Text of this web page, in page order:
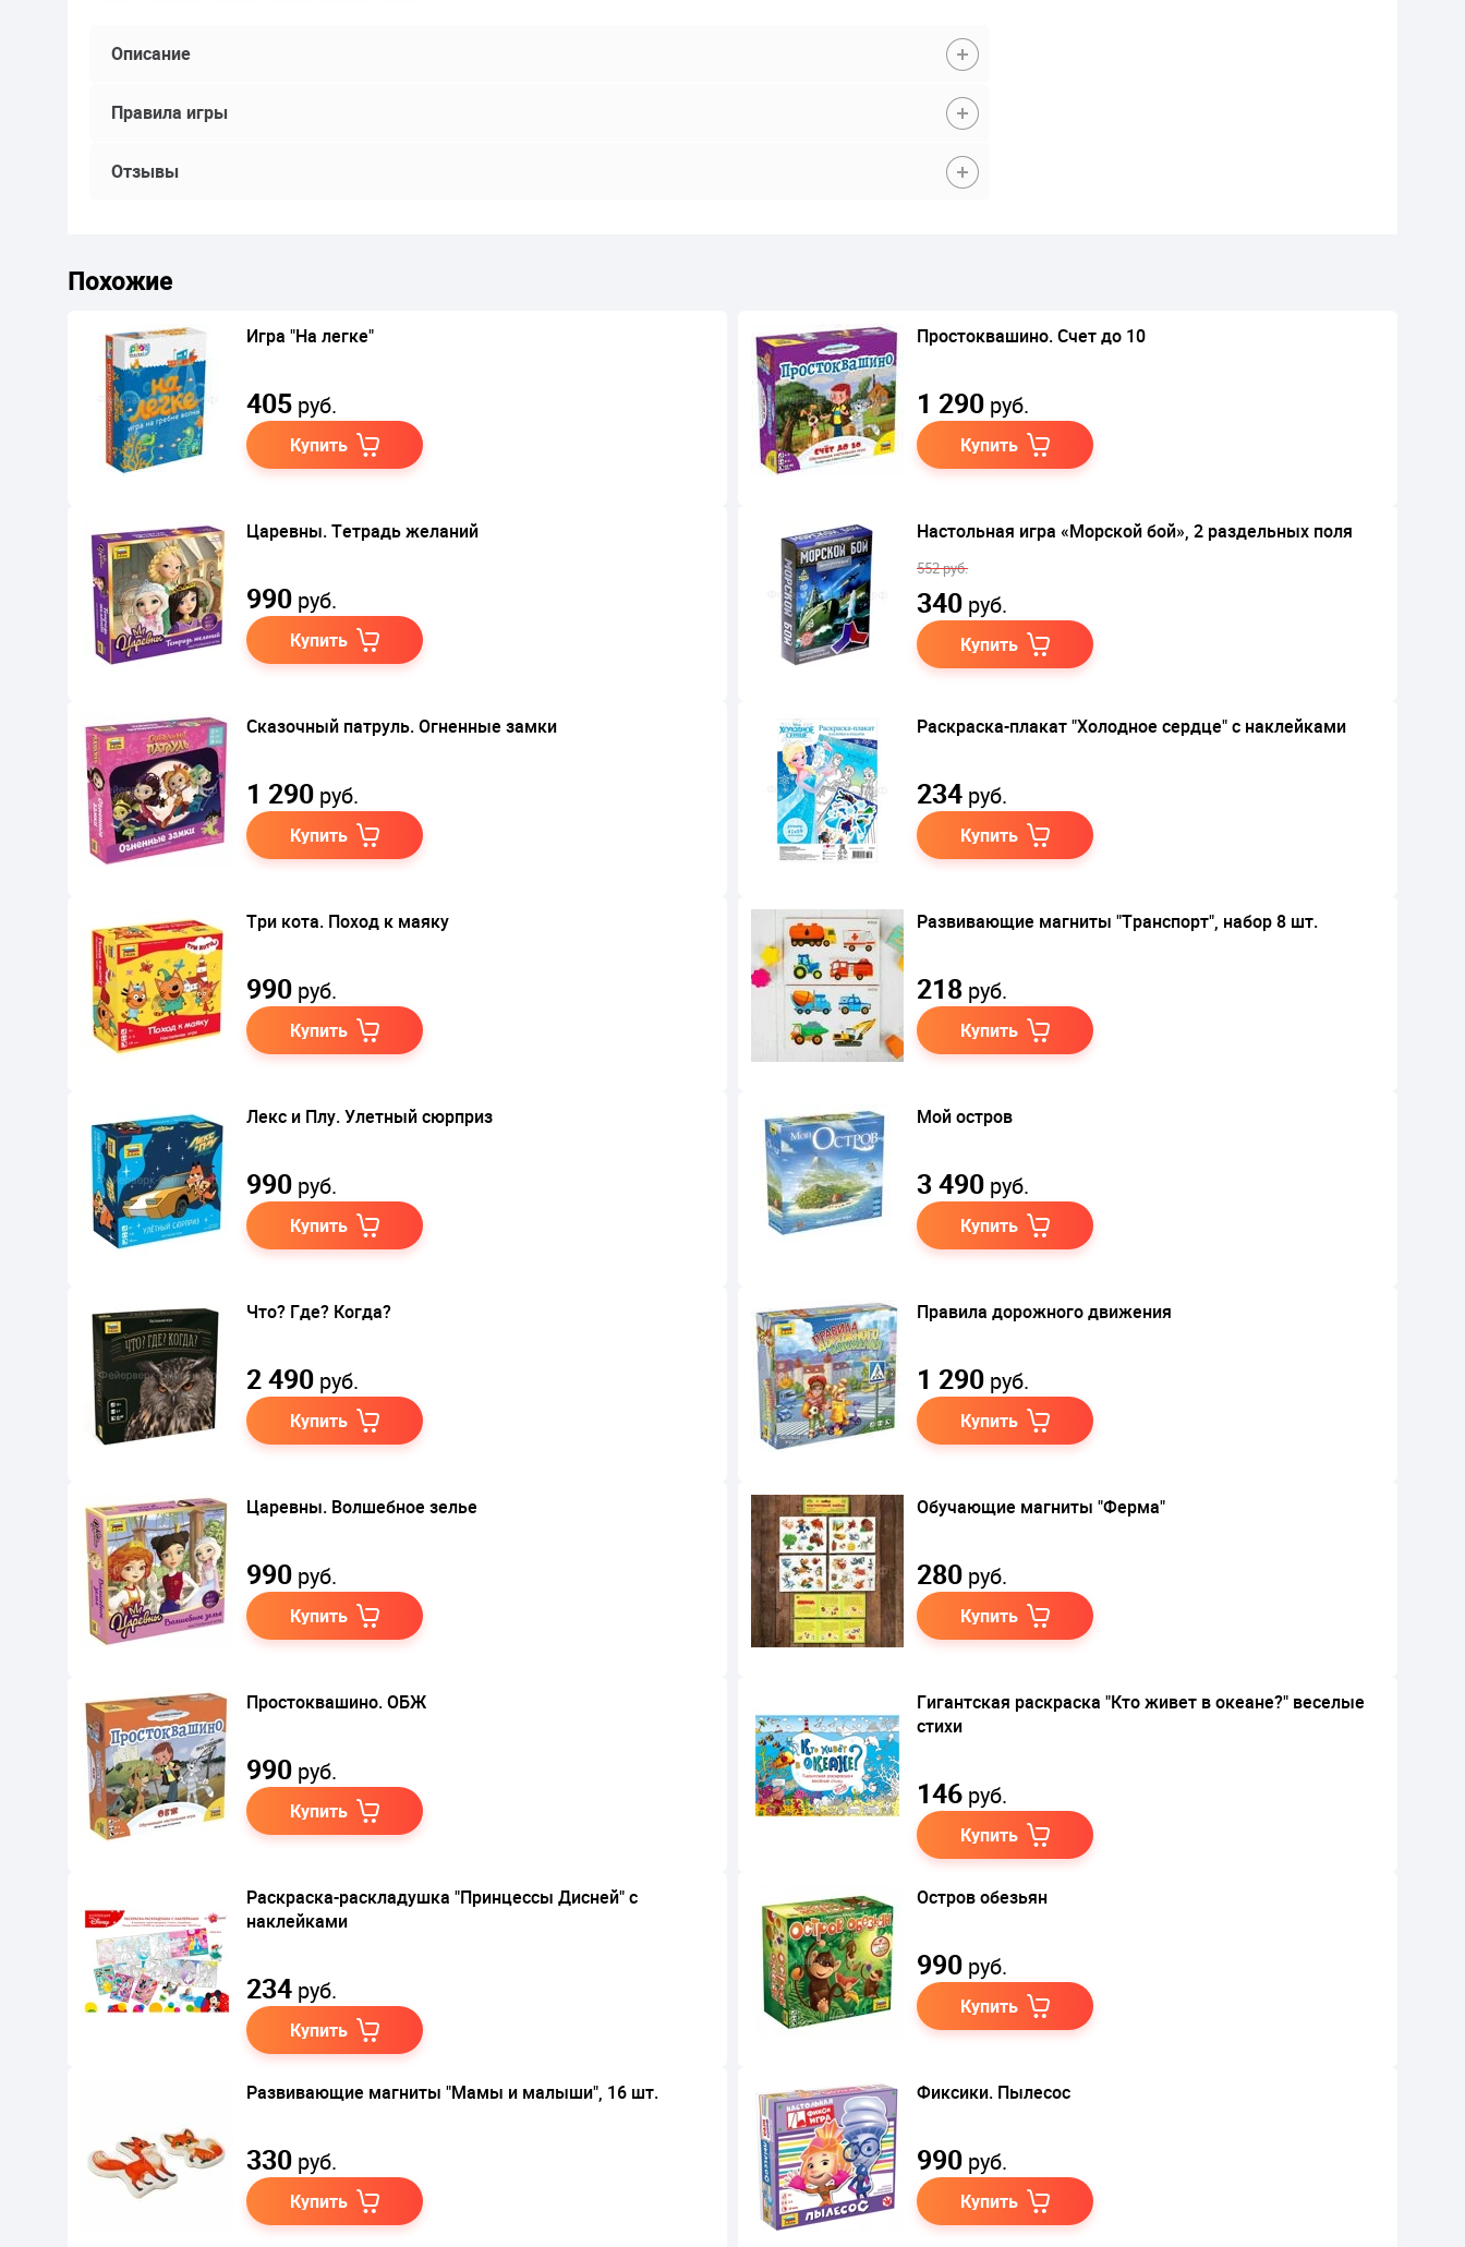
Описание
Правила игры
Отзывы
Похожие
Игра "На легке"
405 руб.
Купить
Простоквашино. Счет до 10
1 290 руб.
Купить
Царевны. Тетрадь желаний
990 руб.
Купить
Настольная игра «Морской бой», 2 раздельных поля
552 руб.
340 руб.
Купить
Сказочный патруль. Огненные замки
1 290 руб.
Купить
Раскраска-плакат "Холодное сердце" с наклейками
234 руб.
Купить
Три кота. Поход к маяку
990 руб.
Купить
Развивающие магниты "Транспорт", набор 8 шт.
218 руб.
Купить
Лекс и Плу. Улетный сюрприз
990 руб.
Купить
Мой остров
3 490 руб.
Купить
Что? Где? Когда?
2 490 руб.
Купить
Правила дорожного движения
1 290 руб.
Купить
Царевны. Волшебное зелье
990 руб.
Купить
Обучающие магниты "Ферма"
280 руб.
Купить
Простоквашино. ОБЖ
990 руб.
Купить
Гигантская раскраска "Кто живет в океане?" веселые
стихи
146 руб.
Купить
Раскраска-раскладушка "Принцессы Дисней" с
наклейками
234 руб.
Купить
Остров обезьян
990 руб.
Купить
Развивающие магниты "Мамы и малыши", 16 шт.
330 руб.
Купить
Фиксики. Пылесос
990 руб.
Купить